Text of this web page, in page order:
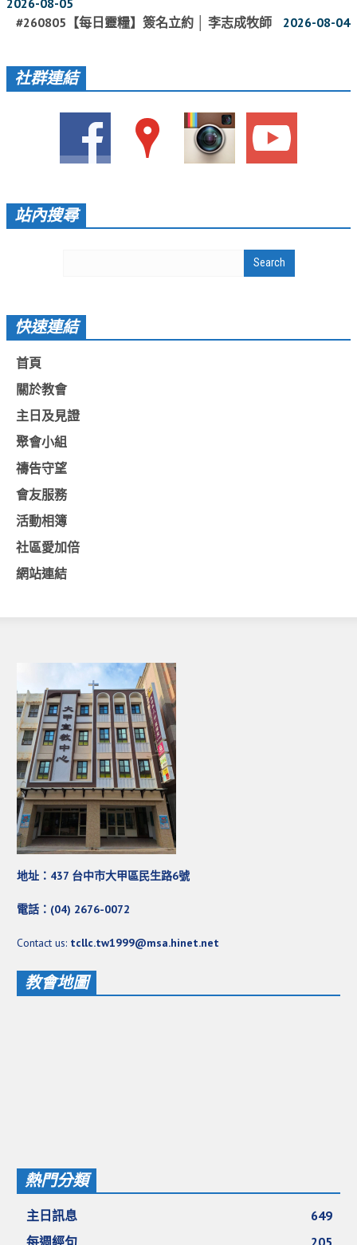
活動影音_2016年
活動影音_2014年
活動影音_2013年
愛加倍協會介紹
課後陪讀班資訊
大甲靈糧堂 FB粉絲專頁
聖經 和合本
每日研經釋義
信望愛全球資訊網
蒲公英希望基金會
好消息衛星電視台
基督教今日報
2026-08-05
#260805【每日靈糧】簽名立約 │ 李志成牧師
2026-08-04
社群連結
站內搜尋
快速連結
首頁
關於教會
主日及見證
聚會小組
禱告守望
會友服務
活動相簿
社區愛加倍
網站連結
地址：437 台中市大甲區民生路6號
電話：(04) 2676-0072
Contact us: tcllc.tw1999@msa.hinet.net
教會地圖
熱門分類
主日訊息
649
每週經句
205